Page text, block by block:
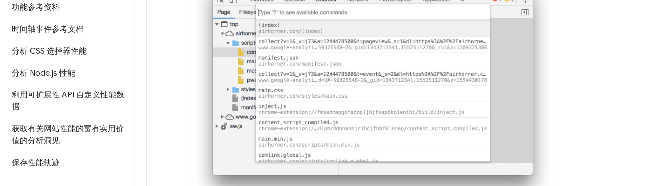
功能参考资料
时间轴事件参考文档
分析 CSS 选择器性能
分析 Node.js 性能
利用可扩展性 API 自定义性能数
据
获取有关网站性能的富有实用价
值的分析洞见
保存性能轨迹